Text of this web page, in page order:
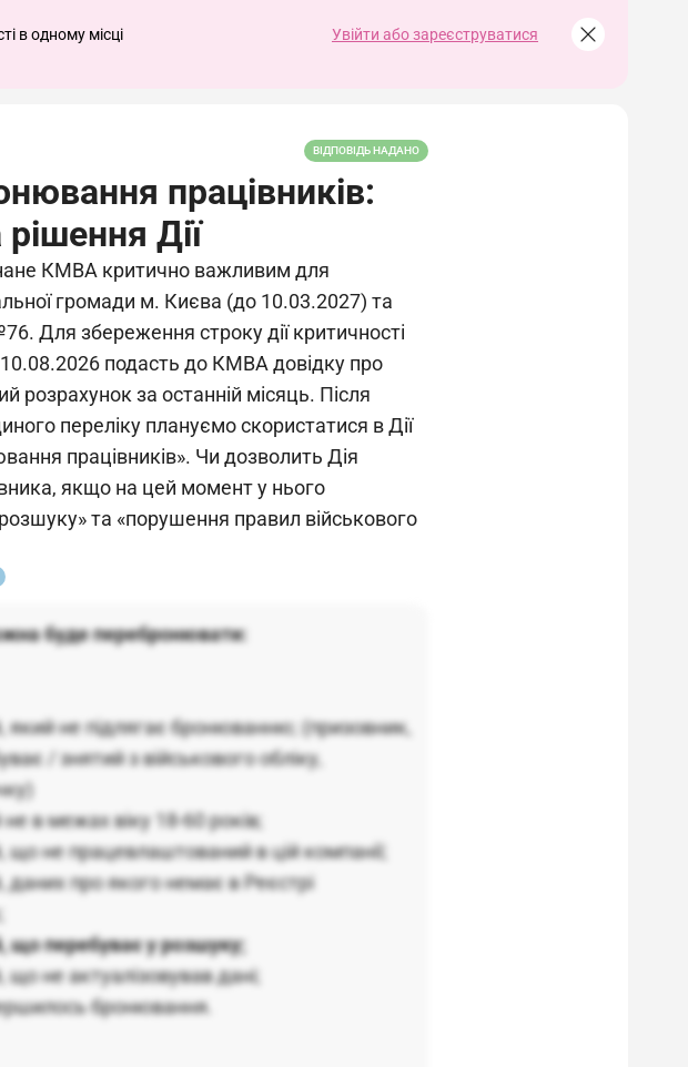
в одному місці Увійти або зареєструватися
ВІДПОВІДЬ НАДАНО
працівників:
Дії
КМВА критично важливим для
громади м. Києва (до 10.03.2027) та
Для збереження строку дії критичності
подасть до КМВА довідку про
розрахунок за останній місяць. Після
переліку плануємо скористатися в Дії
працівників». Чи дозволить Дія
якщо на цей момент у нього
та «порушення правил військового
буде перебронювати:
який не підлягає бронюванню; (призовник,
/ знятий з військового обліку,
в межах віку 18-60 років;
що не працевлаштований в цій компанії;
даних про якого немає в Реєстрі
що перебуває у розшуку;
що не актуалізовував дані;
бронювання.